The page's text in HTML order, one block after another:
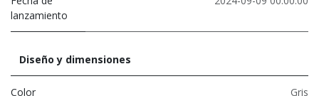
lanzamiento
Diseño y dimensiones
Color Gris